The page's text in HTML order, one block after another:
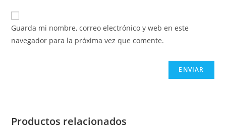
Guarda mi nombre, correo electrónico y web en este
navegador para la próxima vez que comente.
Productos relacionados